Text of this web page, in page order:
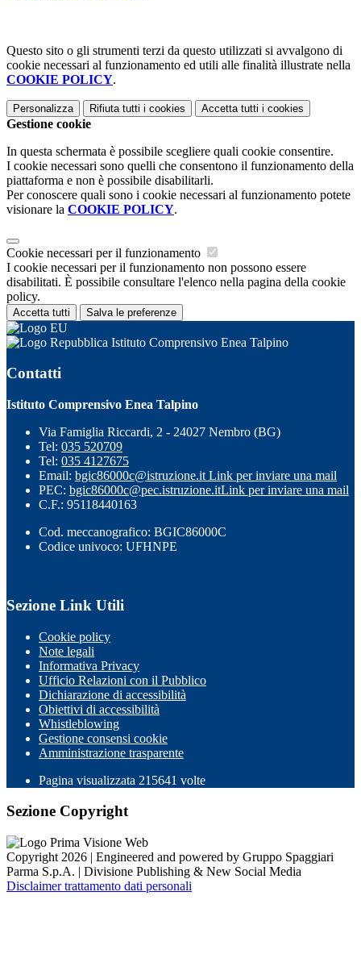
Questo sito o gli strumenti terzi da questo utilizzati si avvalgono di
cookie necessari al funzionamento ed utili alle finalità illustrate nella
COOKIE POLICY.
Personalizza Rifiuta tutti i cookies Accetta tutti i cookies
Gestione cookie
In questa schermata è possibile scegliere quali cookie consentire.
I cookie necessari sono quelli che consentono il funzionamento della
piattaforma e non è possibile disabilitarli.
Per conoscere quali sono i cookie necessari al funzionamento potete
visionare la COOKIE POLICY.
Cookie necessari per il funzionamento
I cookie necessari per il funzionamento non possono essere
disabilitati. È possibile consultare l'elenco nella pagina della cookie
policy.
Accetta tutti Salva le preferenze
Istituto Comprensivo Enea Talpino
Contatti
Istituto Comprensivo Enea Talpino
Via Famiglia Riccardi, 2 - 24027 Nembro (BG)
Tel: 035 520709
Tel: 035 4127675
Email: bgic86000c@istruzione.it Link per inviare una mail
PEC: bgic86000c@pec.istruzione.itLink per inviare una mail
C.F.: 95118440163
Cod. meccanografico: BGIC86000C
Codice univoco: UFHNPE
Sezione Link Utili
Cookie policy
Note legali
Informativa Privacy
Ufficio Relazioni con il Pubblico
Dichiarazione di accessibilità
Obiettivi di accessibilità
Whistleblowing
Gestione consensi cookie
Amministrazione trasparente
Pagina visualizzata 215641 volte
Sezione Copyright
Copyright 2026 | Engineered and powered by Gruppo Spaggiari
Parma S.p.A. | Divisione Publishing & New Social Media
Disclaimer trattamento dati personali